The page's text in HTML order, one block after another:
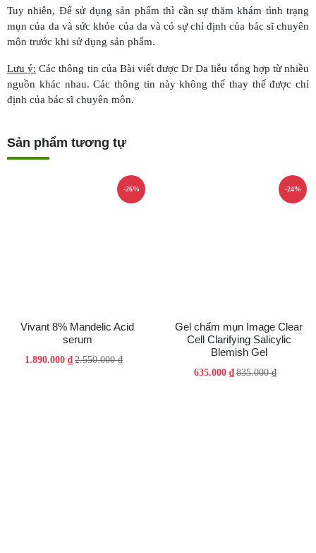
Tuy nhiên, Để sử dụng sản phẩm thì cần sự thăm khám tình trạng
mụn của da và sức khỏe của da và có sự chỉ định của bác sĩ chuyên
môn trước khi sử dụng sản phẩm.
Lưu ý: Các thông tin của Bài viết được Dr Da liễu tổng hợp từ nhiều
nguồn khác nhau. Các thông tin này không thể thay thế được chỉ
định của bác sĩ chuyên môn.
Sản phẩm tương tự
-26%
Vivant 8% Mandelic Acid
serum
2.550.000₫
Giá
1.890.000 ₫ Giá
-24%
Gel chấm mụn Image Clear
Cell Clarifying Salicylic
Blemish Gel
835.000₫
Giá
635.000 ₫ Giá